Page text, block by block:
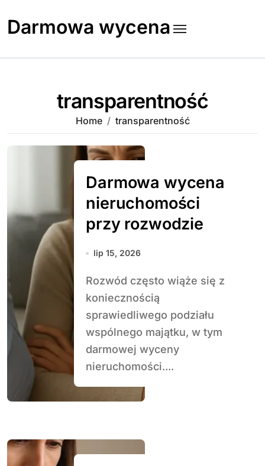
content
Darmowa wycena
transparentność
Home transparentność
Darmowa wycena
nieruchomości
przy rozwodzie
lip 15, 2026
Rozwód często wiąże się z
koniecznością
sprawiedliwego podziału
wspólnego majątku, w tym
darmowej wyceny
nieruchomości....